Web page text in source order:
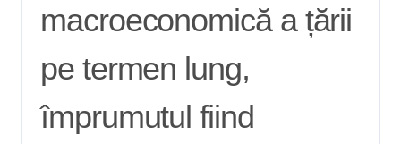
macroeconomică a țării
pe termen lung,
împrumutul fiind